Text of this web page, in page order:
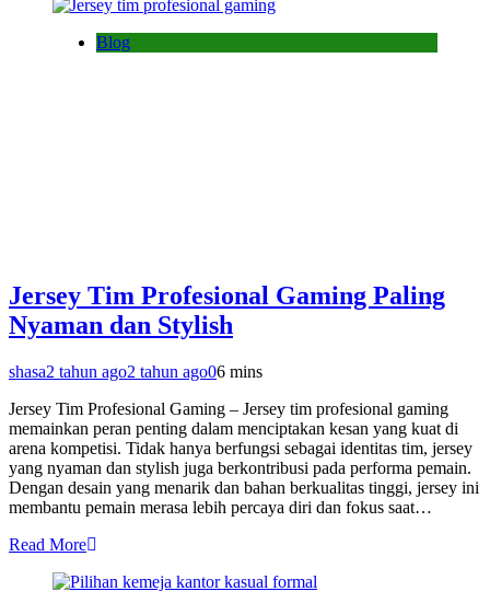
Blog
Jersey Tim Profesional Gaming Paling
Nyaman dan Stylish
shasa2 tahun ago2 tahun ago06 mins
Jersey Tim Profesional Gaming – Jersey tim profesional gaming
memainkan peran penting dalam menciptakan kesan yang kuat di
arena kompetisi. Tidak hanya berfungsi sebagai identitas tim, jersey
yang nyaman dan stylish juga berkontribusi pada performa pemain.
Dengan desain yang menarik dan bahan berkualitas tinggi, jersey ini
membantu pemain merasa lebih percaya diri dan fokus saat…
Read More